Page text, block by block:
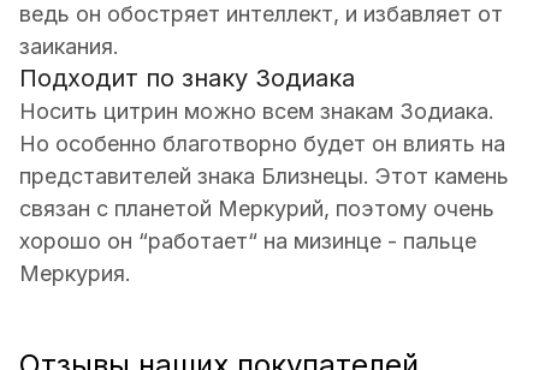
ведь он обостряет интеллект, и избавляет от
заикания.
Подходит по знаку Зодиака
Носить цитрин можно всем знакам Зодиака.
Но особенно благотворно будет он влиять на
представителей знака Близнецы. Этот камень
связан с планетой Меркурий, поэтому очень
хорошо он “работает“ на мизинце - пальце
Меркурия.